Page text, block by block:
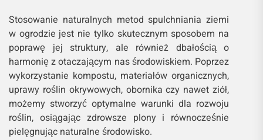
Stosowanie naturalnych metod spulchniania ziemi
w ogrodzie jest nie tylko skutecznym sposobem na
poprawę jej struktury, ale również dbałością o
harmonię z otaczającym nas środowiskiem. Poprzez
wykorzystanie kompostu, materiałów organicznych,
uprawy roślin okrywowych, obornika czy nawet ziół,
możemy stworzyć optymalne warunki dla rozwoju
roślin, osiągając zdrowsze plony i równocześnie
pielęgnując naturalne środowisko.